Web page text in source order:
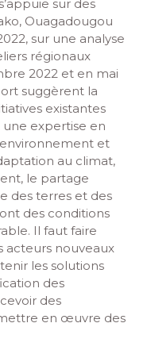
sur des
Ouagadougou
sur une analyse
régionaux
2022 et en mai
suggèrent la
existantes
expertise en
et
au climat,
le partage
des terres et des
des conditions
Il faut faire
acteurs nouveaux
les solutions
des
des
en œuvre des